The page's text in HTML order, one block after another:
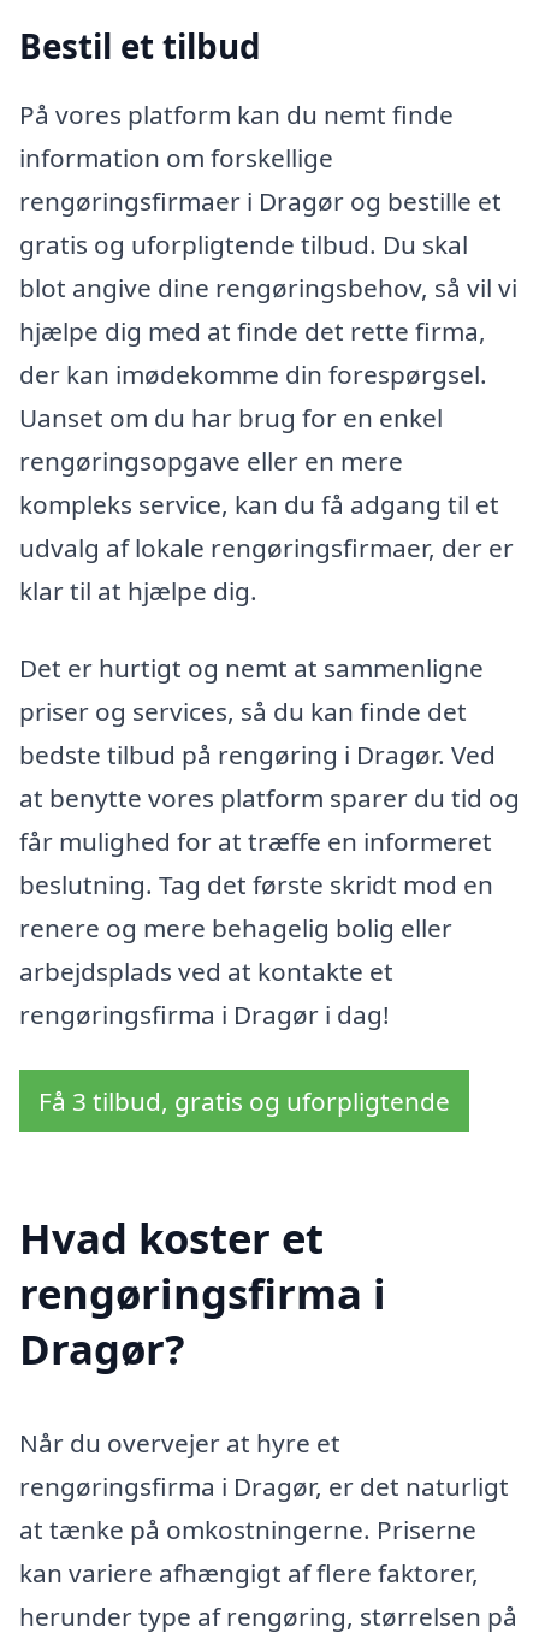
Bestil et tilbud
På vores platform kan du nemt finde
information om forskellige
rengøringsfirmaer i Dragør og bestille et
gratis og uforpligtende tilbud. Du skal
blot angive dine rengøringsbehov, så vil vi
hjælpe dig med at finde det rette firma,
der kan imødekomme din forespørgsel.
Uanset om du har brug for en enkel
rengøringsopgave eller en mere
kompleks service, kan du få adgang til et
udvalg af lokale rengøringsfirmaer, der er
klar til at hjælpe dig.
Det er hurtigt og nemt at sammenligne
priser og services, så du kan finde det
bedste tilbud på rengøring i Dragør. Ved
at benytte vores platform sparer du tid og
får mulighed for at træffe en informeret
beslutning. Tag det første skridt mod en
renere og mere behagelig bolig eller
arbejdsplads ved at kontakte et
rengøringsfirma i Dragør i dag!
Få 3 tilbud, gratis og uforpligtende
Hvad koster et
rengøringsfirma i
Dragør?
Når du overvejer at hyre et
rengøringsfirma i Dragør, er det naturligt
at tænke på omkostningerne. Priserne
kan variere afhængigt af flere faktorer,
herunder type af rengøring, størrelsen på